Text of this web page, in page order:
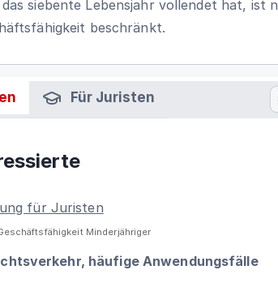
siebente Lebensjahr vollendet hat, ist
beschränkt.
Für Juristen
für Juristen
Minderjähriger
häufige Anwendungsfälle